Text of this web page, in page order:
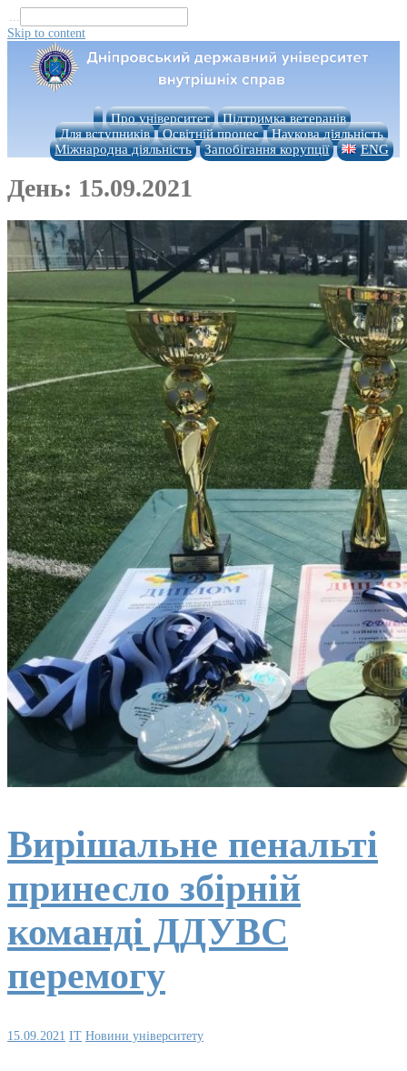
...
Skip to content
Про університет
Підтримка ветеранів
Для вступників
Освітній процес
Наукова діяльність
Міжнародна діяльність
Запобігання корупції ENG
День: 15.09.2021
Вирішальне пенальті
принесло збірній
команді ДДУВС
перемогу
15.09.2021 IT Новини університету